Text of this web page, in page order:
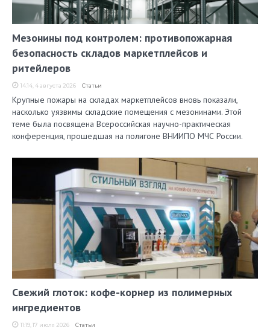
Мезонины под контролем: противопожарная
безопасность складов маркетплейсов и
ритейлеров
14:14, 4 августа 2026 Статьи
Крупные пожары на складах маркетплейсов вновь показали,
насколько уязвимы складские помещения с мезонинами. Этой
теме была посвящена Всероссийская научно-практическая
конференция, прошедшая на полигоне ВНИИПО МЧС России.
Свежий глоток: кофе-корнер из полимерных
ингредиентов
11:19, 17 июля 2026 Статьи